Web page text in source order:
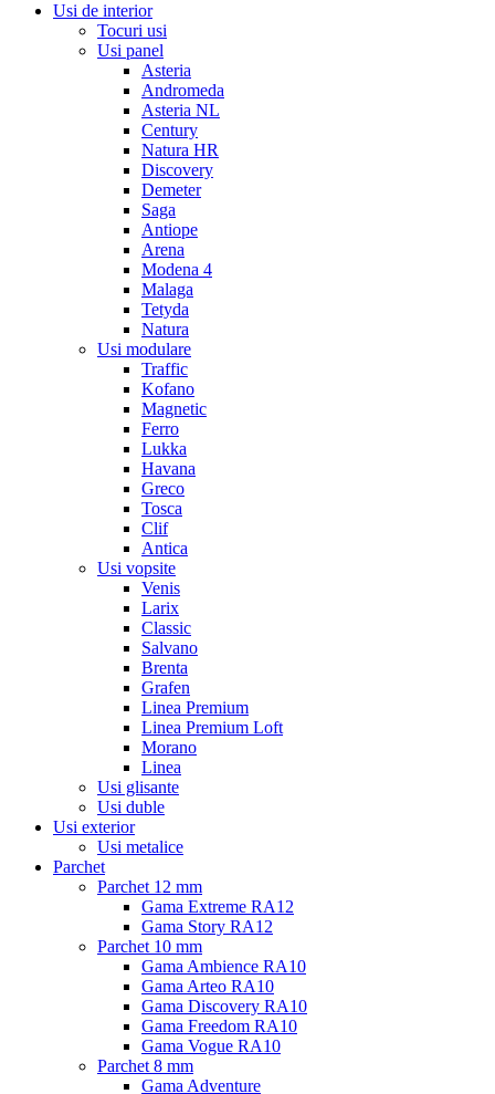
Usi de interior
Tocuri usi
Usi panel
Asteria
Andromeda
Asteria NL
Century
Natura HR
Discovery
Demeter
Saga
Antiope
Arena
Modena 4
Malaga
Tetyda
Natura
Usi modulare
Traffic
Kofano
Magnetic
Ferro
Lukka
Havana
Greco
Tosca
Clif
Antica
Usi vopsite
Venis
Larix
Classic
Salvano
Brenta
Grafen
Linea Premium
Linea Premium Loft
Morano
Linea
Usi glisante
Usi duble
Usi exterior
Usi metalice
Parchet
Parchet 12 mm
Gama Extreme RA12
Gama Story RA12
Parchet 10 mm
Gama Ambience RA10
Gama Arteo RA10
Gama Discovery RA10
Gama Freedom RA10
Gama Vogue RA10
Parchet 8 mm
Gama Adventure